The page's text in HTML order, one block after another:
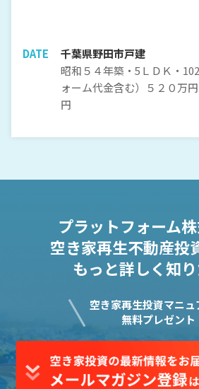
DATE
千葉県野田市戸建
昭和５４年築・5ＬＤＫ・
ォーム代金含む）５２０万
円
プラットフォーム
空き家再生不動産投
もっと詳しく知
空き家再生投資マニュ
無料プレゼント